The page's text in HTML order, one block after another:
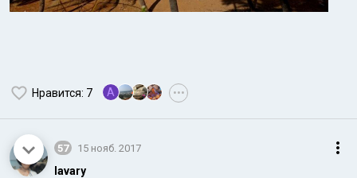
Нравится: 7 A •••
57 15 нояб. 2017
lavary